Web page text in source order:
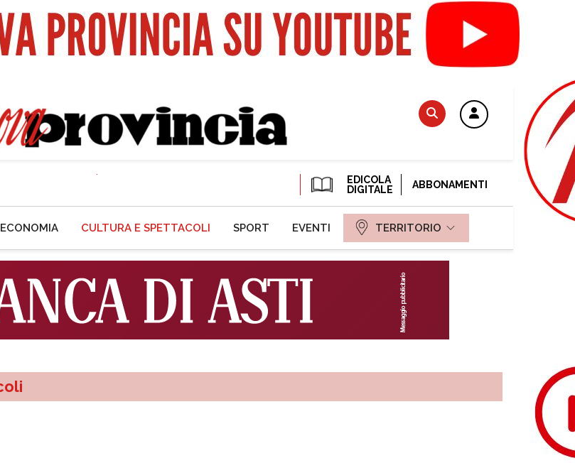
EDICOLA
DIGITALE
ABBONAMENTI
ECONOMIA CULTURA E SPETTACOLI SPORT EVENTI TERRITORIO